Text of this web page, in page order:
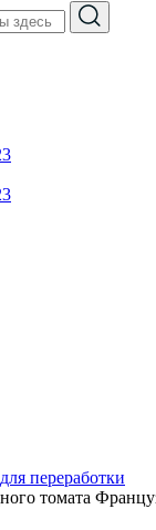
переработки
томата